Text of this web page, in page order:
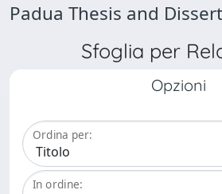
Padua Thesis and
Sfoglia per
Opzioni
Ordina per:
In ordine: